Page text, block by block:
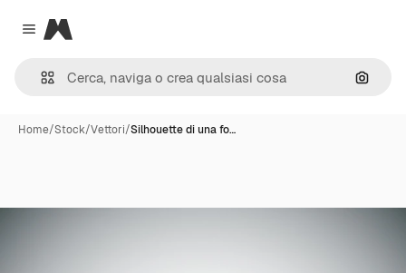
Close menu
Magnific
Cerca
Home/Stock/Vettori/Silhouette di una fo…